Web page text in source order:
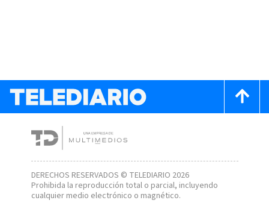
DERECHOS RESERVADOS © TELEDIARIO 2026
Prohibida la reproducción total o parcial, incluyendo
cualquier medio electrónico o magnético.